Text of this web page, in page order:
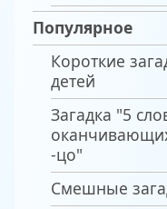
Популярное
Короткие
детей
Загадка "5
-цо"
Смешные